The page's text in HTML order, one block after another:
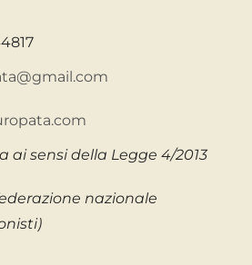
ai sensi della Legge 4/2013
nazionale